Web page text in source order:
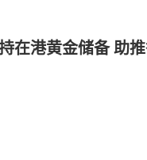
在港黄金储备 助